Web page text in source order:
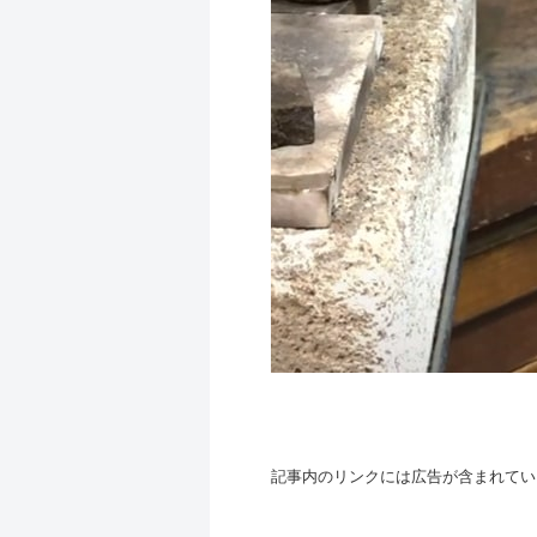
記事内のリンクには広告が含まれて